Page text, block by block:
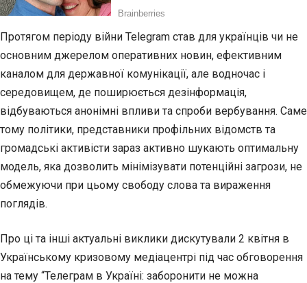
Протягом періоду війни Telegram став для українців чи не
основним джерелом оперативних новин, ефективним
каналом для державної комунікації, але водночас і
середовищем, де поширюється дезінформація,
відбуваються анонімні впливи та спроби вербування. Саме
тому політики, представники профільних відомств та
громадські активісти зараз активно шукають оптимальну
модель, яка дозволить мінімізувати потенційні загрози, не
обмежуючи при цьому свободу слова та вираження
поглядів.
Про ці та інші актуальні виклики дискутували 2 квітня в
Українському кризовому медіацентрі під час обговорення
на тему “Телеграм в Україні: заборонити не можна